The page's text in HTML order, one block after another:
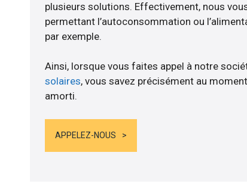
plusieurs solutions. Effectivement, nous
permettant l’autoconsommation ou
par exemple.
Ainsi, lorsque vous faites appel à notre
solaires, vous savez précisément au
amorti.
APPELEZ-NOUS